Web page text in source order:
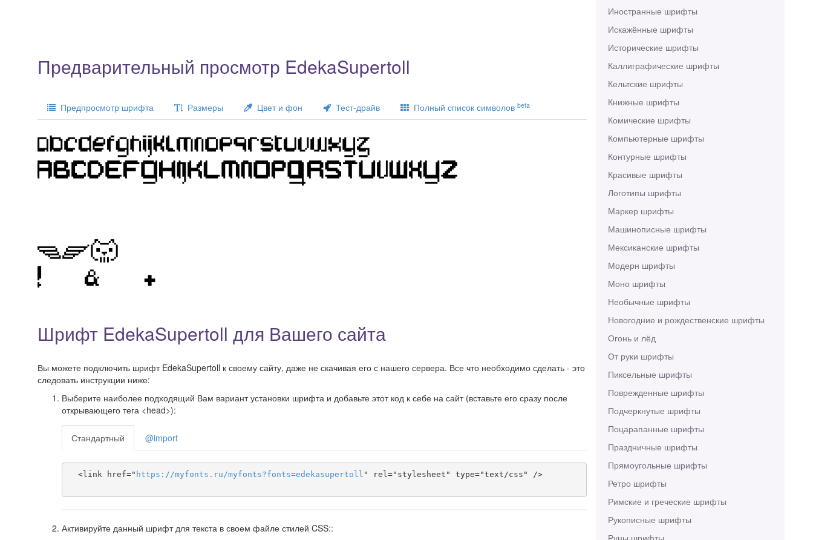
Иностранные шрифты
Искажённые шрифты
Исторические шрифты
Каллиграфические шрифты
Кельтские шрифты
Книжные шрифты
Комические шрифты
Компьютерные шрифты
Контурные шрифты
Красивые шрифты
Логотипы шрифты
Маркер шрифты
Машинописные шрифты
Мексиканские шрифты
Модерн шрифты
Моно шрифты
Необычные шрифты
Новогодние и рождественские шрифты
Огонь и лёд
От руки шрифты
Пиксельные шрифты
Поврежденные шрифты
Подчеркнутые шрифты
Поцарапанные шрифты
Праздничные шрифты
Прямоугольные шрифты
Ретро шрифты
Римские и греческие шрифты
Рукописные шрифты
Руны шрифты
Предварительный просмотр EdekaSupertoll
Предпросмотр шрифта Размеры Цвет и фон Тест-драйв Полный список символов beta
Шрифт EdekaSupertoll для Вашего сайта
Вы можете подключить шрифт EdekaSupertoll к своему сайту, даже не скачивая его с нашего сервера. Все что необходимо сделать - это
следовать инструкции ниже:
Выберите наиболее подходящий Вам вариант установки шрифта и добавьте этот код к себе на сайт (вставьте его сразу после
открывающего тега <head>):
Стандартный @import
  <link href="
https ://myfonts . ru /myfonts?fonts=edekasupertoll " rel="stylesheet" type="text/css" />
Активируйте данный шрифт для текста в своем файле стилей CSS::